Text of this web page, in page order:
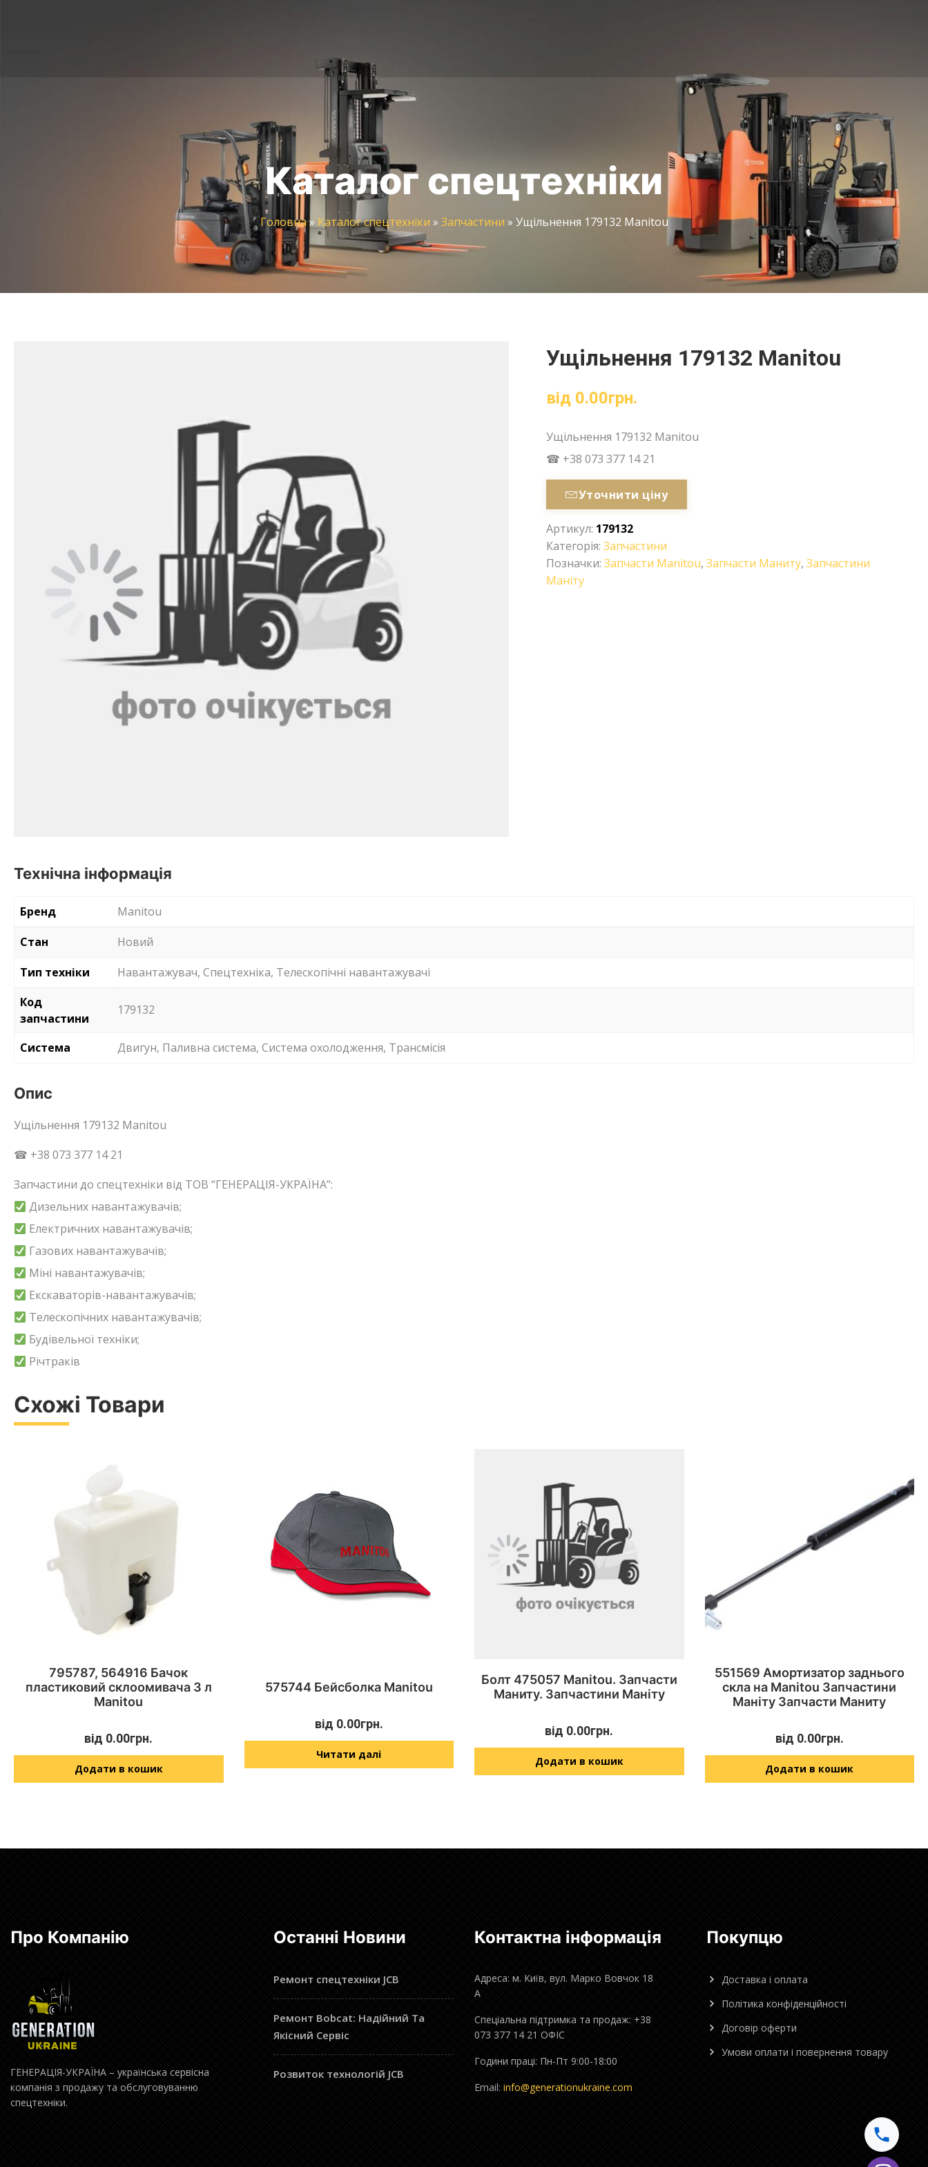
Каталог спецтехніки
Головна» Каталог спецтехніки » Запчастини » Ущільнення 179132 Manitou
Ущільнення 179132 Manitou
від 0.00грн.
Ущільнення 179132 Manitou
☎ +38 073 377 14 21
Уточнити ціну
Артикул: 179132
Категорія:Запчастини
Позначки:Запчасти Manitou,Запчасти Маниту,Запчастини
Маніту
Технічна інформація
Бренд
Manitou
Стан
Новий
Тип техніки
Навантажувач, Спецтехніка, Телескопічні навантажувачі
Код
запчастини
179132
Система Двигун, Паливна система, Система охолодження, Трансмісія
Опис
Ущільнення 179132 Manitou
☎ +38 073 377 14 21
Запчастини до спецтехніки від ТОВ “ГЕНЕРАЦІЯ-УКРАЇНА”:
Дизельних навантажувачів;
Електричних навантажувачів;
Газових навантажувачів;
Міні навантажувачів;
Екскаваторів-навантажувачів;
Телескопічних навантажувачів;
Будівельної техніки;
Річтраків
Схожі Товари
795787, 564916 Бачок
пластиковий склоомивача 3 л
Manitou
від 0.00грн.
Додати в кошик
575744 Бейсболка Manitou
від 0.00грн.
Читати далі
Болт 475057 Manitou. Запчасти
Маниту. Запчастини Маніту
від 0.00грн.
Додати в кошик
551569 Амортизатор заднього
скла на Manitou Запчастини
Маніту Запчасти Маниту
від 0.00грн.
Додати в кошик
Про Компанію
ГЕНЕРАЦІЯ-УКРАЇНА – українська сервісна
компанія з продажу та обслуговуванню
спецтехніки.
Останні Новини
Ремонт спецтехніки JCB
Ремонт Bobcat: Надійний Та
Якісний Сервіс
Розвиток технологій JCB
Контактна інформація
Адреса: м. Київ, вул. Марко Вовчок 18
А
Спеціальна підтримка та продаж: +38
073 377 14 21 ОФІС
Години праці: Пн-Пт 9:00-18:00
Email: info@generationukraine.com
Покупцю
Доставка і оплата
Політика конфіденційності
Договір оферти
Умови оплати і повернення товару